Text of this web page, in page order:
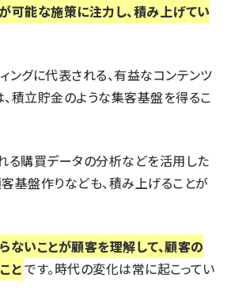
可能な施策に注力し、積み上げてい
ングに代表される、有益なコンテンツ
積立貯金のような集客基盤を得るこ
る購買データの分析などを活用した
基盤作りなども、積み上げることが
ないことが顧客を理解して、顧客の
とです。時代の変化は常に起こってい